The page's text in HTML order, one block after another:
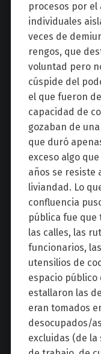
procesos por
individuales
veces de
rengos, que
voluntad pero
cúspide del
el que fueron
capacidad de
gozaban de
que duró
exceso algo
años se resiste
liviandad. Lo
confluencia
pública fue que
las calles, las
funcionarios,
utensilios de
espacio público
estallaron las
eran tomados
desocupados/
excluidas (de